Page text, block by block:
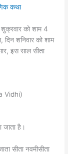
कथा
को शाम 4
शनिवार को शाम
इस साल सीता
Vidhi)
है।
सीता नवमीसीता